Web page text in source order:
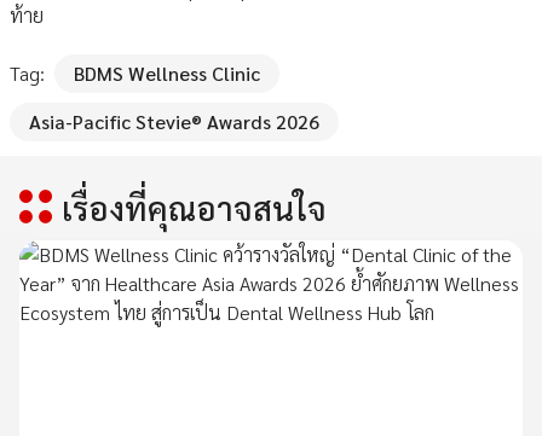
ท้าย
Tag:
BDMS Wellness Clinic
Asia-Pacific Stevie® Awards 2026
เรื่องที่คุณอาจสนใจ